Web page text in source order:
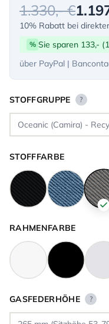
1.330,- €
10% Rabatt bei
% Sie sparen 133,-
über PayPal |
STOFFGRUPPE ?
STOFFFARBE
RAHMENFARBE
GASFEDERHÖHE ?